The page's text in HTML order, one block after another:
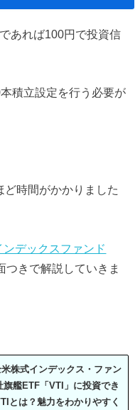
あれば100円で投資信
積立設定を行う必要が
時間がかかりました
デックスファンド
つきで解説していきま
米株式インデックス・ファン
旗艦ETF「VTI」に投資でき
とは？魅力をわかりやすく